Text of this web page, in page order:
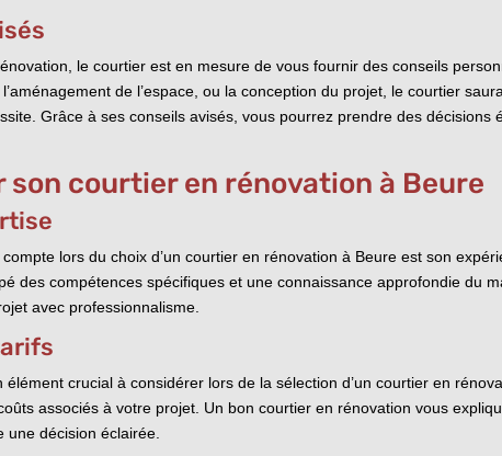
le courtier est en mesure de vous fournir des conseils
de l’espace, ou la conception du projet, le courtier
Grâce à ses conseils avisés, vous pourrez prendre des
son courtier en rénovation à Beure
lors du choix d’un courtier en rénovation à Beure est son
des compétences spécifiques et une connaissance approfondie du
avec professionnalisme.
crucial à considérer lors de la sélection d’un courtier en
associés à votre projet. Un bon courtier en rénovation vous
décision éclairée.